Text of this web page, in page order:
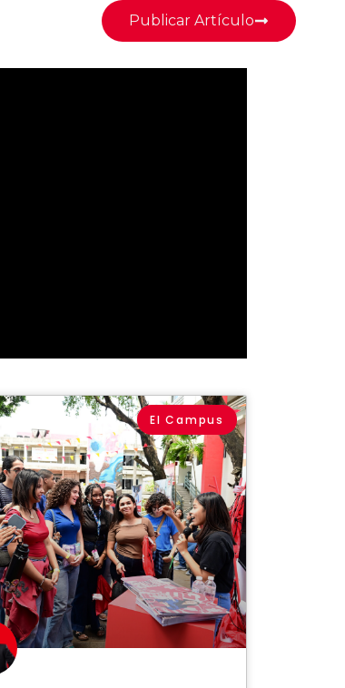
Publicar Artículo
El Campus